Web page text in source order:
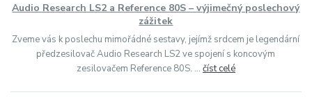
Audio Research LS2 a Reference 80S – výjimečný poslechový
zážitek
Zveme vás k poslechu mimořádné sestavy, jejímž srdcem je legendární
předzesilovač Audio Research LS2 ve spojení s koncovým
zesilovačem Reference 80S. ... číst celé